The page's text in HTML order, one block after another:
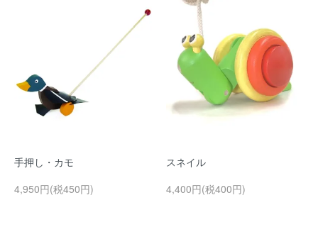
手押し・カモ
4,950円(税450円)
スネイル
4,400円(税400円)